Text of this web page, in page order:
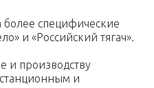
специфические
и «Российский тягач».
и производству
и